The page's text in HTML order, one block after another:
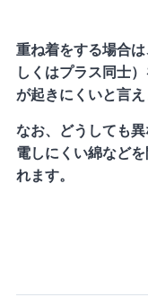
重ね着をする場合
しくはプラス同士
が起きにくいと言え
なお、どうしても
電しにくい綿など
れます。